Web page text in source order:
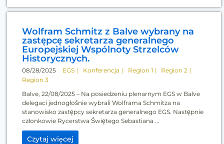
Wolfram Schmitz z Balve wybrany na
zastępcę sekretarza generalnego
Europejskiej Wspólnoty Strzelców
Historycznych.
08/28/2025 EGS Konferencja Region 1
Region 2
Region 3
Balve, 22/08/2025 – Na posiedzeniu plenarnym EGS w Balve
delegaci jednogłośnie wybrali Wolframa Schmitza na
stanowisko zastępcy sekretarza generalnego EGS. Następnie
członkowie Rycerstwa Świętego Sebastiana ...
Czytaj więcej